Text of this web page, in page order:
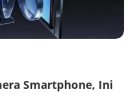
Smartphone, Ini